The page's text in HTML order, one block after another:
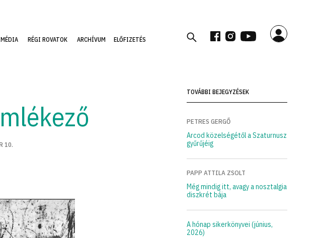
RÉGI ROVATOK ARCHÍVUM ELŐFIZETÉS
10.
TOVÁBBI BEJEGYZÉSEK
PETRES GERGŐ
Arcod közelségétől a Szaturnusz
gyűrűjéig
PAPP ATTILA ZSOLT
Még mindig itt, avagy a nosztalgia
diszkrét bája
A hónap sikerkönyvei (június,
2026)